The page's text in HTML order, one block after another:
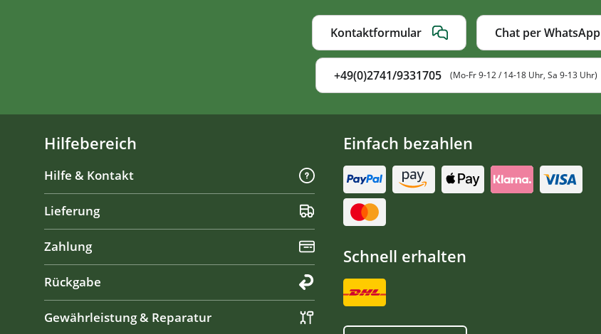
Kontaktformular Chat per WhatsApp
+49(0)2741/9331705 (Mo-Fr 9-12 / 14-18 Uhr, Sa 9-13 Uhr)
Hilfebereich
Hilfe & Kontakt
Lieferung
Zahlung
Rückgabe
Gewährleistung & Reparatur
Einfach bezahlen
Schnell erhalten